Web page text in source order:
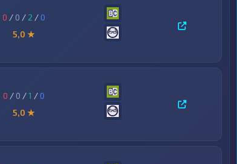
0 / 0 / 2 /0
5,0 ★
0 / 0 /1 /0
5,0 ★